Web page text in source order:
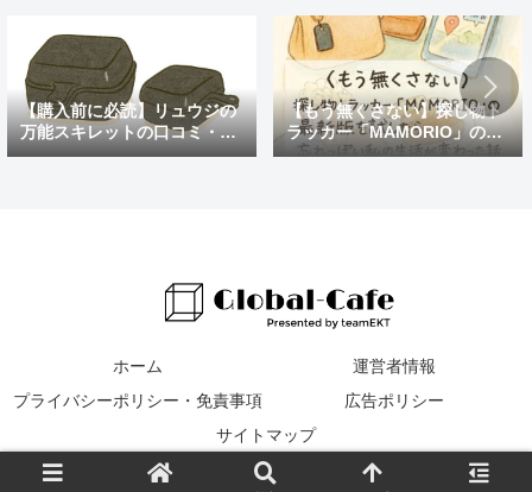
【購入前に必読】リュウジの
万能スキレットの口コミ・評
判まとめ｜後悔しないための
【もう無くさない】探し物ト
ラッカー「MAMORIO」の最
新版を試したら、忘れっぽい
ホーム
運営者情報
プライバシーポリシー・免責事項
広告ポリシー
サイトマップ
© 2016 Global Cafe.